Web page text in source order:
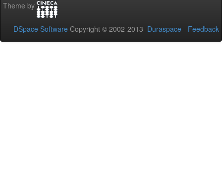
Theme by
DSpace Software Copyright © 2002-2013 Duraspace - Feedback